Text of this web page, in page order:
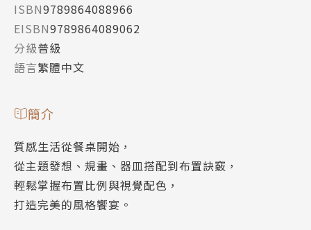
ISBN9789864088966
EISBN9789864089062
分級普級
語言繁體中文
簡介
質感生活從餐桌開始，
從主題發想、規畫、器皿搭配到布置訣竅，
輕鬆掌握布置比例與視覺配色，
打造完美的風格饗宴。